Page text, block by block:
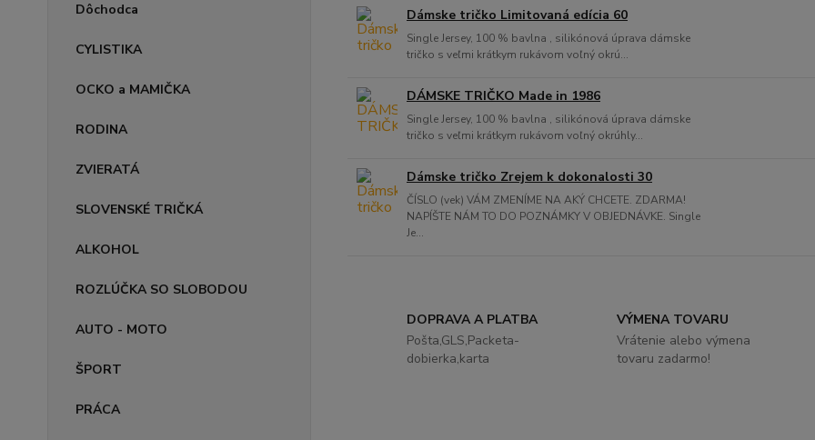
Dôchodca
CYLISTIKA
OCKO a MAMIČKA
RODINA
ZVIERATÁ
SLOVENSKÉ TRIČKÁ
ALKOHOL
ROZLÚČKA SO SLOBODOU
AUTO - MOTO
ŠPORT
PRÁCA
Dámske tričko Limitovaná edícia 60
Single Jersey, 100 % bavlna , silikónová úprava dámske
tričko s veľmi krátkym rukávom voľný okrú...
DÁMSKE TRIČKO Made in 1986
Single Jersey, 100 % bavlna , silikónová úprava dámske
tričko s veľmi krátkym rukávom voľný okrúhly...
Dámske tričko Zrejem k dokonalosti 30
ČÍSLO (vek) VÁM ZMENÍME NA AKÝ CHCETE. ZDARMA!
NAPÍŠTE NÁM TO DO POZNÁMKY V OBJEDNÁVKE. Single
Je...
DOPRAVA A PLATBA
Pošta,GLS,Packeta-
dobierka,karta
VÝMENA TOVARU
Vrátenie alebo výmena
tovaru zadarmo!